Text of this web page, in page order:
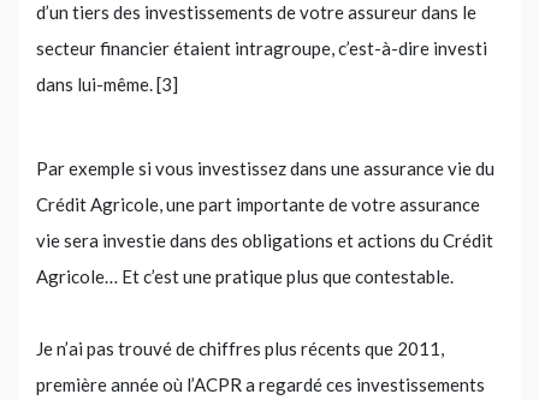
d’un tiers des investissements de votre assureur dans le
secteur financier étaient intragroupe, c’est-à-dire investi
dans lui-même. [3]
Par exemple si vous investissez dans une assurance vie du
Crédit Agricole, une part importante de votre assurance
vie sera investie dans des obligations et actions du Crédit
Agricole… Et c’est une pratique plus que contestable.
Je n’ai pas trouvé de chiffres plus récents que 2011,
première année où l’ACPR a regardé ces investissements